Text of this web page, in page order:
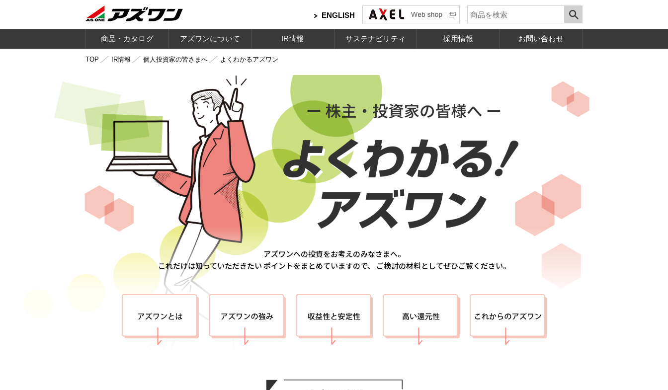
ENGLISH
商品・カタログ アズワンについて IR情報 サステナビリティ 採用情報 お問い合わせ
TOP IR情報 個人投資家の皆さまへ よくわかるアズワン
アズワンへの投資をお考えのみなさまへ。
これだけは知っていただきたいポイントをまとめていますので、 ご検討の材料としてぜひご覧ください。